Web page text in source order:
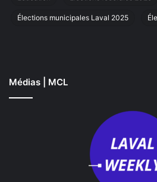
Élections municipales Laval 2025
Médias | MCL